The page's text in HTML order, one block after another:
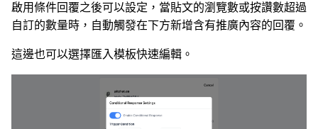
啟用條件回覆之後可以設定，當貼文的瀏覽數或按讚數超過
自訂的數量時，自動觸發在下方新增含有推廣內容的回覆。
這邊也可以選擇匯入模板快速編輯。